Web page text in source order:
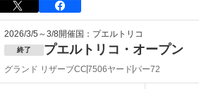
2026/3/5～3/8開催国：プエルトリコ
終了 プエルトリコ・オープン
グランド リザーブCC7506ヤードパー72